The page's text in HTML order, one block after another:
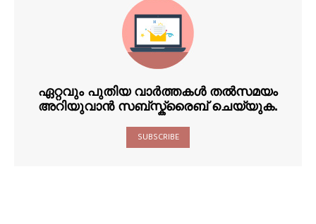
ഏറ്റവും പുതിയ വാർത്തകൾ തൽസമയം
അറിയുവാൻ സബ്സ്ക്രൈബ് ചെയ്യുക.
SUBSCRIBE